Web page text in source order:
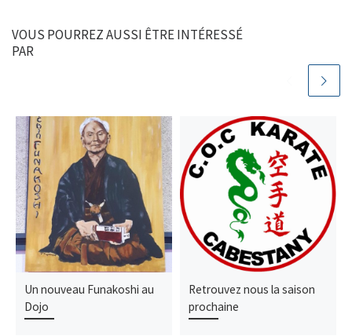
VOUS POURREZ AUSSI ÊTRE INTÉRESSÉ
PAR
Un nouveau Funakoshi au
Dojo
Retrouvez nous la saison
prochaine